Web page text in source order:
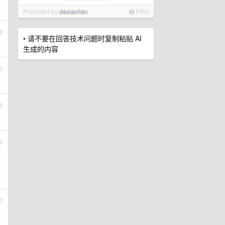
Promoted bydaxiaolian PRO
• 请不要在回答技术问题时复制粘贴 AI
生成的内容